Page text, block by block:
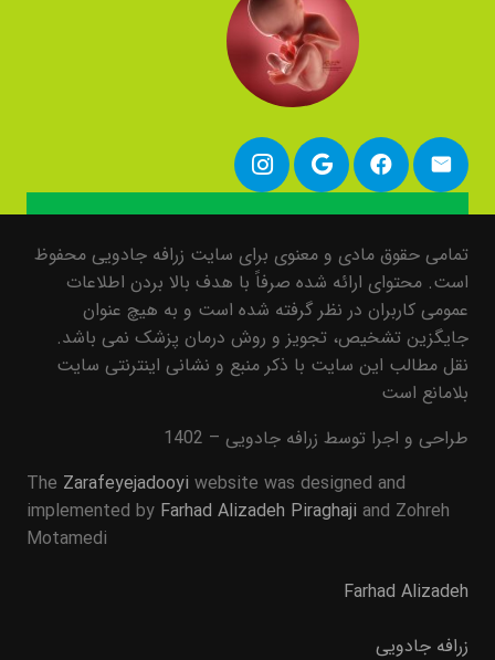
تمامی حقوق مادی و معنوی برای سایت زرافه جادویی محفوظ
است. محتوای ارائه شده صرفاً با هدف بالا بردن اطلاعات
عمومی کاربران در نظر گرفته شده است و به هیچ عنوان
جایگزین تشخیص، تجویز و روش درمان پزشک نمی باشد.
نقل مطالب این سایت با ذکر منبع و نشانی اینترنتی سایت
بلامانع است
طراحی و اجرا توسط زرافه جادویی – 1402
The Zarafeyejadooyi website was designed and
implemented by Farhad Alizadeh Piraghaji and Zohreh
Motamedi
Farhad Alizadeh
زرافه جادویی